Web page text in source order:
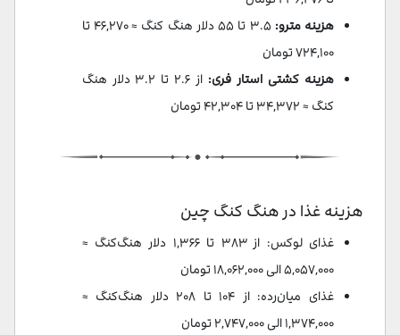
هزینه مترو:
۳.۵ تا ۵۵ دلار هنگ کنگ ≈ ۴۶,۲۷۰ تا
۷۲۴,۱۰۰ تومان
هزینه کشتی استار فری:
از ۲.۶ تا ۳.۲ دلار هنگ
کنگ ≈ ۳۴,۳۷۲ تا ۴۲,۳۰۴ تومان
هزینه غذا در هنگ کنگ چین
غذای لوکس: از ۳۸۳ تا ۱,۳۶۶ دلار هنگ‌کنگ ≈
۵,۰۵۷,۰۰۰ الی ۱۸,۰۶۲,۰۰۰ تومان
غذای میان‌رده: از ۱۰۴ تا ۲۰۸ دلار هنگ‌کنگ ≈
۱,۳۷۴,۰۰۰ الی ۲,۷۴۷,۰۰۰ تومان